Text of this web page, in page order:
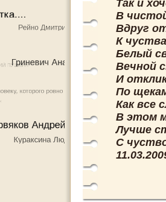
Так и
В
Вдруг
К
Белый
Вечной
И
По
Как все
В этом
Лучше
С